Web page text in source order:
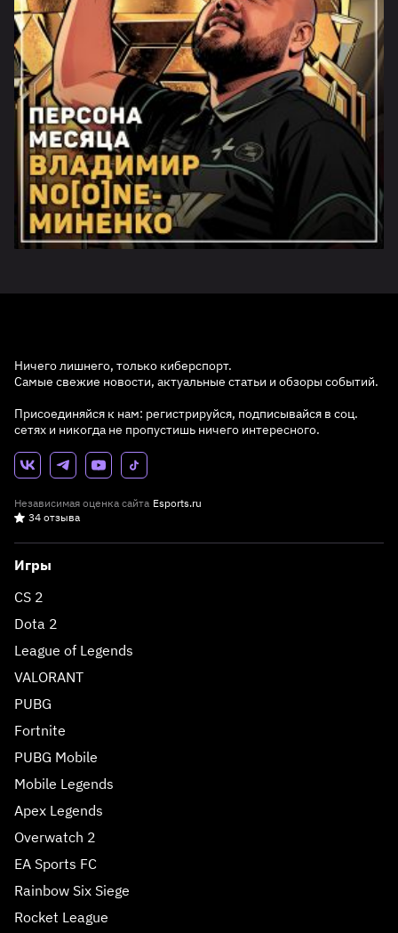
Ничего лишнего, только киберспорт.
Самые свежие новости, актуальные статьи и обзоры событий.
Присоединяйся к нам: регистрируйся, подписывайся в соц.
сетях и никогда не пропустишь ничего интересного.
Независимая оценка сайта Esports.ru
34 отзыва
Игры
CS 2
Dota 2
League of Legends
VALORANT
PUBG
Fortnite
PUBG Mobile
Mobile Legends
Apex Legends
Overwatch 2
EA Sports FC
Rainbow Six Siege
Rocket League